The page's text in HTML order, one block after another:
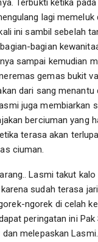
Terbukti ketika
lagi memeluk
ini sambil sebelah
bagian
sampai kemudian
gemas bukit
dari sang menantu
juga membiarkan
berciuman yang
terasa akan
ciuman.
Lasmi takut kalo
sudah terasa
ngorek di celah
peringatan ini Pak
melepaskan Lasmi.